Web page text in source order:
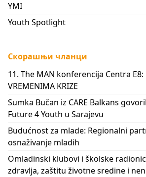
YMI
Youth Spotlight
Скорашњи чланци
11. The MAN konferencija Centra E8:
VREMENIMA KRIZE
Sumka Bučan iz CARE Balkans
Future 4 Youth u Sarajevu
Budućnost za mlade: Regionalni
osnaživanje mladih
Omladinski klubovi i školske
zdravlja, zaštitu životne sredine i